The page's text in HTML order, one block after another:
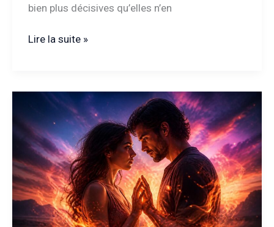
bien plus décisives qu’elles n’en
Astrologie
quels
profiteront
d’une
année
exceptionnelle
?
Lire la suite »